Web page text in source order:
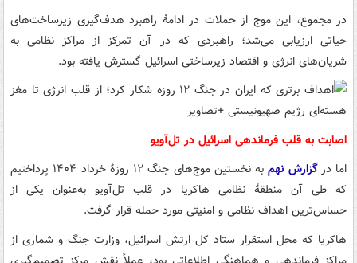
در مجموع، این موج از حملات در ادامهٔ راهبرد هدف‌گیری زیرساخت‌های
حیاتی ارزیابی می‌شد؛ راهبردی که در آن تمرکز از مراکز نظامی به
شریان‌های انرژی و اقتصاد زیرساختی اسرائیل گسترش یافته بود.
اصابت به قلب فرماندهی اسرائیل در تل‌آویو
اما در گزارش نهم
به نخستین موج‌های جنگ ۱۲ روزهٔ خرداد ۱۴۰۴ پرداختیم
که طی آن منطقهٔ نظامی هاکریا در قلب تل‌آویو به‌عنوان یکی از
حساس‌ترین اهداف نظامی و امنیتی مورد حمله قرار گرفت.
هاکریا که محل استقرار ستاد کل ارتش اسرائیل، وزارت جنگ و شماری از